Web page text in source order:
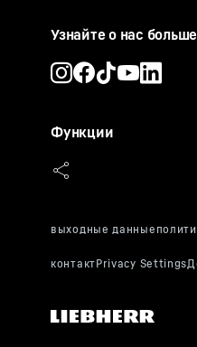
Узнайте о нас больше
Функции